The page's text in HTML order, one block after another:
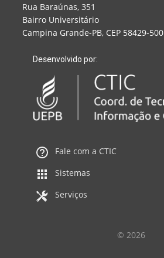
Rua Baraúnas, 351
Bairro Universitário
Campina Grande-PB, CEP 58429-500
Desenvolvido por:
Fale com a CTIC
Sistemas
Serviços
© 2026